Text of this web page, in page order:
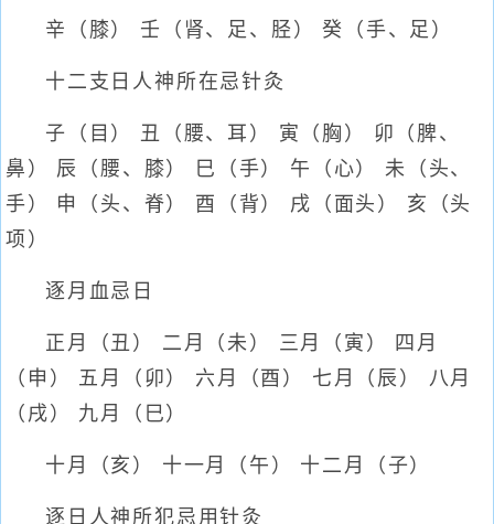
辛（膝） 壬（肾、足、胫） 癸（手、足）
十二支日人神所在忌针灸
子（目） 丑（腰、耳） 寅（胸） 卯（脾、
鼻） 辰（腰、膝） 巳（手） 午（心） 未（头、
手） 申（头、脊） 酉（背） 戌（面头） 亥（头
项）
逐月血忌日
正月（丑） 二月（未） 三月（寅） 四月
（申） 五月（卯） 六月（酉） 七月（辰） 八月
（戌） 九月（巳）
十月（亥） 十一月（午） 十二月（子）
逐日人神所犯忌用针灸